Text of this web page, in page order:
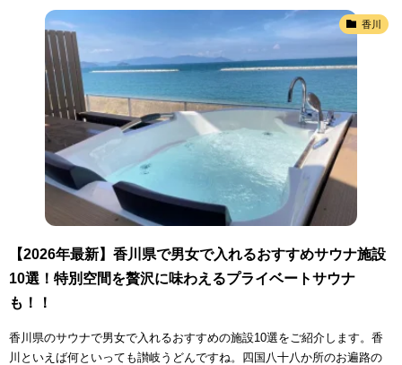
香川
【2026年最新】香川県で男女で入れるおすすめサウナ施設
10選！特別空間を贅沢に味わえるプライベートサウナ
も！！
香川県のサウナで男女で入れるおすすめの施設10選をご紹介します。香
川といえば何といっても讃岐うどんですね。四国八十八か所のお遍路の